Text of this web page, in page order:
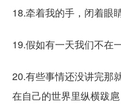
18.牵着我的手，闭着眼
19.假如有一天我们不在
20.有些事情还没讲完那
在自己的世界里纵横跋